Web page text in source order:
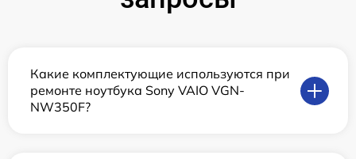
Какие комплектующие используются при
ремонте ноутбука Sony VAIO VGN-
NW350F?